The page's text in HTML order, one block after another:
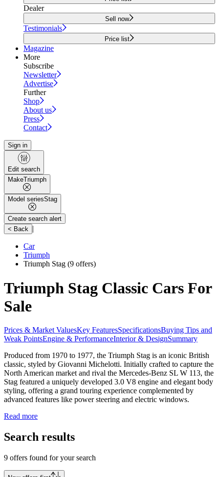
Dealer
Sell now
Testimonials
Price list
Magazine
More
Subscribe
Newsletter
Advertise
Further
Shop
About us
Press
Contact
Sign in
Edit search
MakeTriumph
Model seriesStag
Create search alert
< Back |
Car
Triumph
Triumph Stag (9 offers)
Triumph Stag Classic Cars For
Sale
Prices & Market ValuesKey FeaturesSpecificationsBuying Tips and
Weak PointsEngine & PerformanceInterior & DesignSummary
Produced from 1970 to 1977, the Triumph Stag is an iconic British
classic, styled by Giovanni Michelotti. Initially crafted to capture the
North American market and rival the Mercedes-Benz SL W 113, the
Stag featured a uniquely developed 3.0 V8 engine and elegant body
styling, offering a grand touring experience complemented by
advanced features like power steering and electric windows.
Read more
Search results
9 offers found for your search